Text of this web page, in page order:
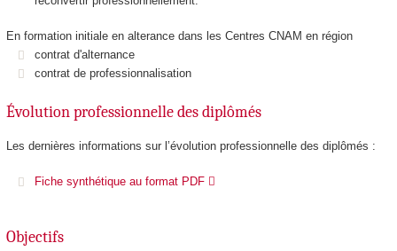
En formation initiale en alterance dans les Centres CNAM en région
contrat d'alternance
contrat de professionnalisation
Évolution professionnelle des diplômés
Les dernières informations sur l’évolution professionnelle des diplômés :
Fiche synthétique au format PDF
Objectifs